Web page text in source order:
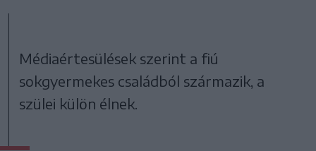
Médiaértesülések szerint a fiú
sokgyermekes családból származik, a
szülei külön élnek.